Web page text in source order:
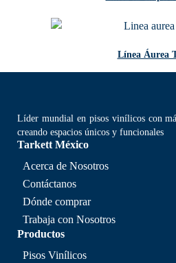
Línea Áurea
Líder mundial en pisos vinílicos con
creando espacios únicos y funcionales
Tarkett México
Acerca de Nosotros
Contáctanos
Dónde comprar
Trabaja con Nosotros
Productos
Pisos Vinílicos